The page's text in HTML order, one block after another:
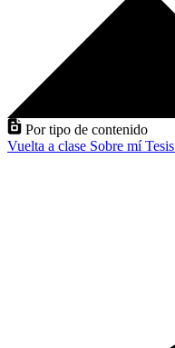
Por tipo de contenido
Vuelta a clase Sobre míTesis